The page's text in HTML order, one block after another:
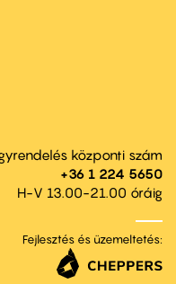
központi szám
+36 1 224 5650
H-V 13.00-21.00 óráig
Fejlesztés és üzemeltetés: